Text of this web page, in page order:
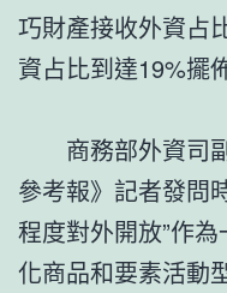
巧財產接收外資占
資占比到達19%擺
商務部外資司副
參考報》記者發問
程度對外開放”作
化商品和要素活動